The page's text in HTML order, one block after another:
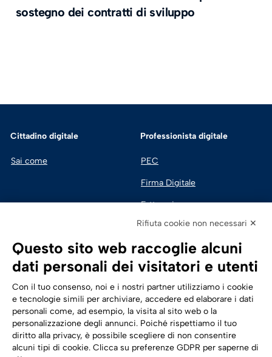
sostegno dei contratti di sviluppo
Cittadino digitale
Sai come
Professionista digitale
PEC
Firma Digitale
Fatturazione
Sicurezza Digitale
Cloud
Trasformazione digitale
Energia
Seguici su:
Rifiuta cookie non necessari ✕
Questo sito web raccoglie alcuni
dati personali dei visitatori e utenti
Con il tuo consenso, noi e i nostri partner utilizziamo i cookie
e tecnologie simili per archiviare, accedere ed elaborare i dati
personali come, ad esempio, la visita al sito web o la
personalizzazione degli annunci. Poiché rispettiamo il tuo
diritto alla privacy, è possibile scegliere di non consentire
alcuni tipi di cookie. Clicca su preferenze GDPR per saperne di